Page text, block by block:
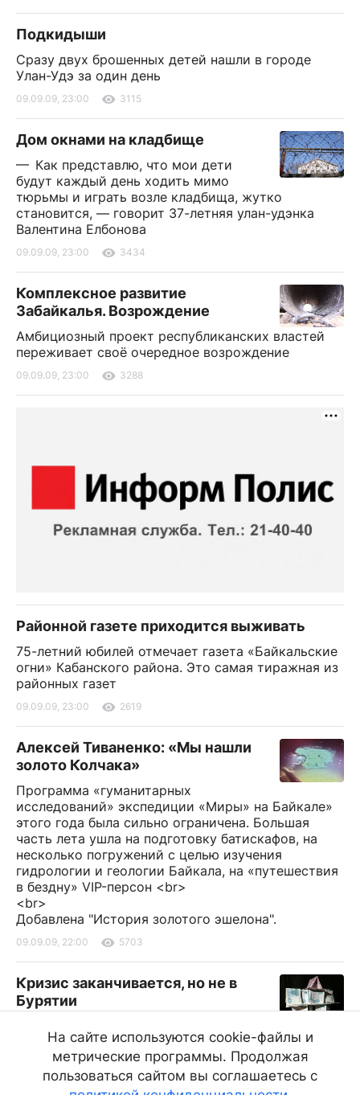
Подкидыши
Сразу двух брошенных детей нашли в городе
Улан-Удэ за один день
09.09.09, 23:00 3115
Дом окнами на кладбище
— Как представлю, что мои дети
будут каждый день ходить мимо
тюрьмы и играть возле кладбища, жутко
становится, — говорит 37-летняя улан-удэнка
Валентина Елбонова
09.09.09, 23:00 3434
Комплексное развитие
Забайкалья. Возрождение
Амбициозный проект республиканских властей
переживает своё очередное возрождение
09.09.09, 23:00 3288
Районной газете приходится выживать
75-летний юбилей отмечает газета «Байкальские
огни» Кабанского района. Это самая тиражная из
районных газет
09.09.09, 23:00 2619
Алексей Тиваненко: «Мы нашли
золото Колчака»
Программа «гуманитарных
исследований» экспедиции «Миры» на Байкале»
этого года была сильно ограничена. Большая
часть лета ушла на подготовку батискафов, на
несколько погружений с целью изучения
гидрологии и геологии Байкала, на «путешествия
в бездну» VIP-персон <br>
<br>
Добавлена "История золотого эшелона".
09.09.09, 22:00 5703
Кризис заканчивается, но не в
Бурятии
экономические тенденции в ближайшее время
коснутся и остальных регионов Российской
Федерации, считают аналитики
На сайте используются cookie-файлы и
метрические программы. Продолжая
пользоваться сайтом вы соглашаетесь с